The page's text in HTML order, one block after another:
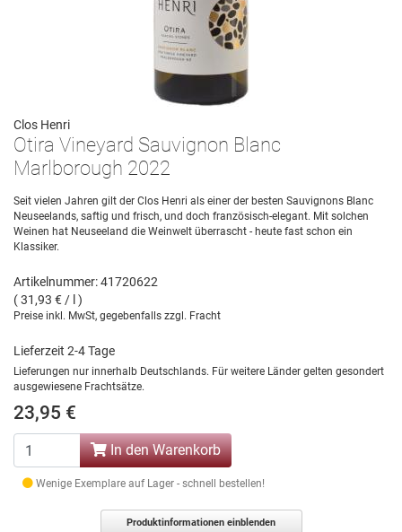
Clos Henri
Otira Vineyard Sauvignon Blanc
Marlborough 2022
Seit vielen Jahren gilt der Clos Henri als einer der besten Sauvignons Blanc
Neuseelands, saftig und frisch, und doch französisch-elegant. Mit solchen
Weinen hat Neuseeland die Weinwelt überrascht - heute fast schon ein
Klassiker.
Artikelnummer: 41720622
( 31,93 € / l )
Preise inkl. MwSt, gegebenfalls zzgl. Fracht
Lieferzeit 2-4 Tage
Lieferungen nur innerhalb Deutschlands. Für weitere Länder gelten gesondert
ausgewiesene Frachtsätze.
23,95 €
In den Warenkorb
Wenige Exemplare auf Lager - schnell bestellen!
Produktinformationen einblenden